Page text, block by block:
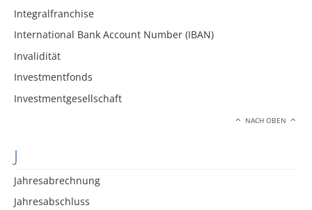
Integralfranchise
International Bank Account Number (IBAN)
Invalidität
Investmentfonds
Investmentgesellschaft
NACH OBEN
J
Jahresabrechnung
Jahresabschluss